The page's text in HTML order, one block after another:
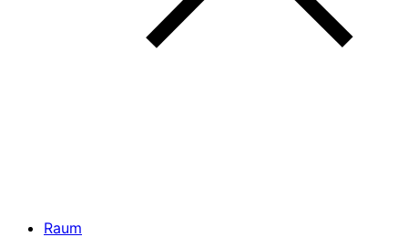
Raum